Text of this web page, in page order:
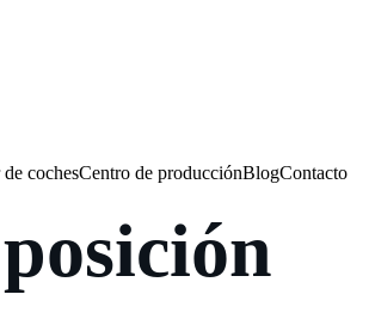
cochesCentro de producciónBlogContacto